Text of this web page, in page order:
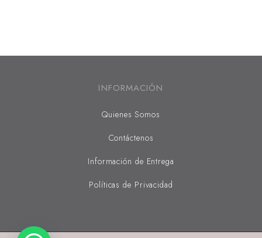
INFORMACIÓN
Quienes Somos
Contáctenos
Información de Entrega
Políticas de Privacidad